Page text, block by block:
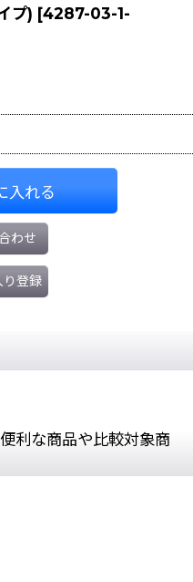
プ) [4287-03-1-
入れる
わせ
り登録
利な商品や比較対象商